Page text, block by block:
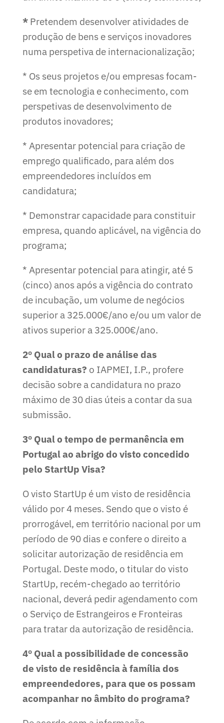
* Pretendem desenvolver atividades de
produção de bens e serviços inovadores
numa perspetiva de internacionalização;
* Os seus projetos e/ou empresas focam-
se em tecnologia e conhecimento, com
perspetivas de desenvolvimento de
produtos inovadores;
* Apresentar potencial para criação de
emprego qualificado, para além dos
empreendedores incluídos em
candidatura;
* Demonstrar capacidade para constituir
empresa, quando aplicável, na vigência do
programa;
* Apresentar potencial para atingir, até 5
(cinco) anos após a vigência do contrato
de incubação, um volume de negócios
superior a 325.000€/ano e/ou um valor de
ativos superior a 325.000€/ano.
2º Qual o prazo de análise das
candidaturas? o IAPMEI, I.P., profere
decisão sobre a candidatura no prazo
máximo de 30 dias úteis a contar da sua
submissão.
3º Qual o tempo de permanência em
Portugal ao abrigo do visto concedido
pelo StartUp Visa?
O visto StartUp é um visto de residência
válido por 4 meses. Sendo que o visto é
prorrogável, em território nacional por um
período de 90 dias e confere o direito a
solicitar autorização de residência em
Portugal. Deste modo, o titular do visto
StartUp, recém-chegado ao território
nacional, deverá pedir agendamento com
o Serviço de Estrangeiros e Fronteiras
para tratar da autorização de residência.
4º Qual a possibilidade de concessão
de visto de residência à família dos
empreendedores, para que os possam
acompanhar no âmbito do programa?